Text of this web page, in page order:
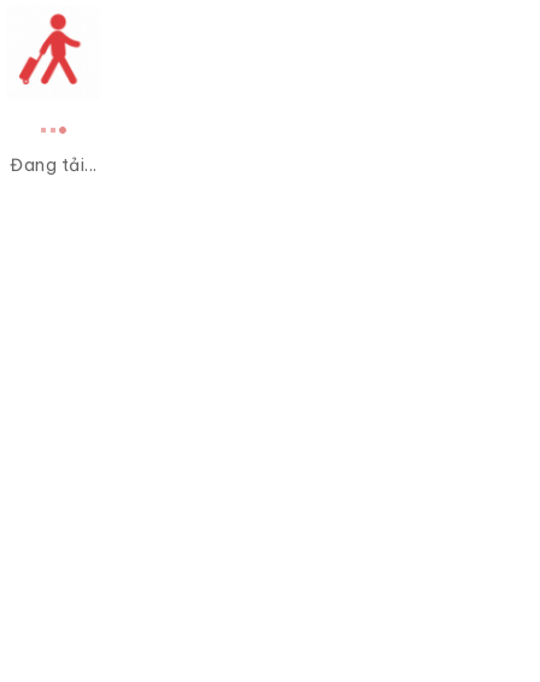
Đang tải...